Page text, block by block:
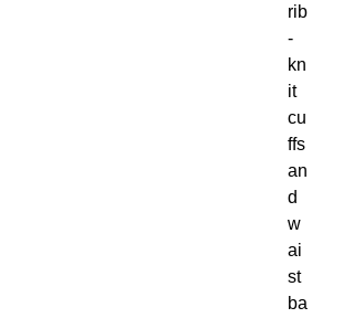
rib
-
kn
it
cu
ffs
an
d
w
ai
st
ba